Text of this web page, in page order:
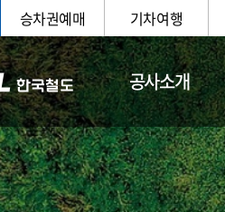
승차권예매 기차여행
공사소개
문화사업